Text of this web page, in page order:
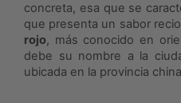
concreta, esa que se
que presenta un sabor
rojo, más conocido en
debe su nombre a la
ubicada en la provincia